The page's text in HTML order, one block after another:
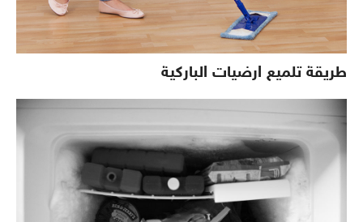
طريقة تلميع ارضيات الباركية